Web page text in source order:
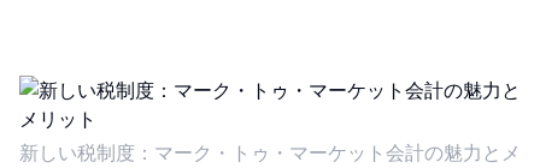
新しい税制度：マーク・トゥ・マーケット会計の魅力とメ